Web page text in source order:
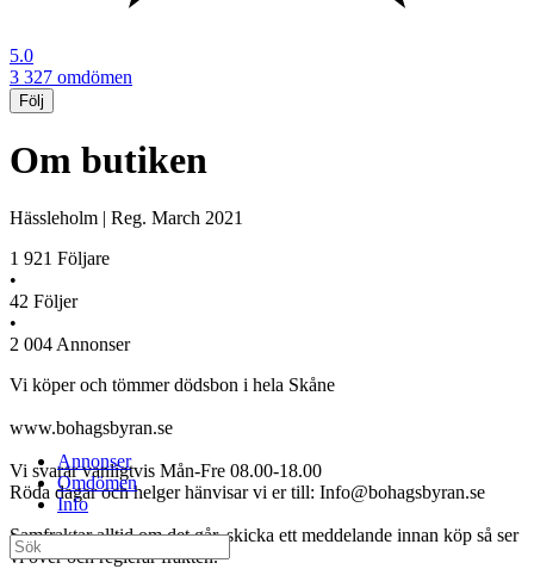
5.0
3 327 omdömen
Följ
Om butiken
Hässleholm Reg. March 2021
1 921 Följare
•
42 Följer
•
2 004Annonser
Vi köper och tömmer dödsbon i hela Skåne
www.bohagsbyran.se
Vi svarar vanligtvis Mån-Fre 08.00-18.00
Röda dagar och helger hänvisar vi er till: Info@bohagsbyran.se
Samfraktar alltid om det går, skicka ett meddelande innan köp så ser
vi över och reglerar frakten.
Annonser
Omdömen
Info